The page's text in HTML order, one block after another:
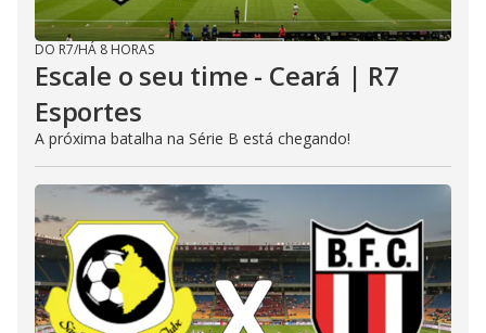
DO R7/HÁ 8 HORAS
Escale o seu time - Ceará | R7
Esportes
A próxima batalha na Série B está chegando!